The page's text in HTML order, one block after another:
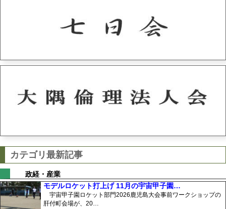
カテゴリ最新記事
政経・産業
モデルロケット打上げ 11月の宇宙甲子園…
宇宙甲子園ロケット部門2026鹿児島大会事前ワークショップの
肝付町会場が、20…